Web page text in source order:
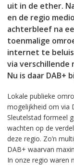
uit in de ether.
en de regio
achterbleef na
toenmalige
internet te
via verschillende
Nu is daar DAB+
Lokale publieke
mogelijkheid om via
Sleutelstad formeel
wachten op de
deze regio. Zo’n
DAB+ waarvan
In onze regio waren